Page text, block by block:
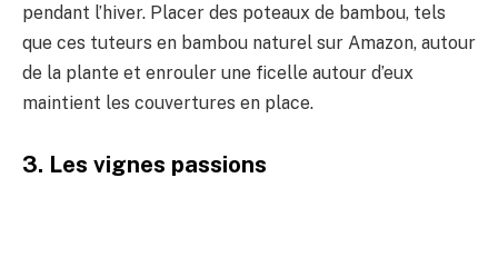
pendant l’hiver. Placer des poteaux de bambou, tels
que ces tuteurs en bambou naturel sur Amazon, autour
de la plante et enrouler une ficelle autour d’eux
maintient les couvertures en place.
3. Les vignes passions